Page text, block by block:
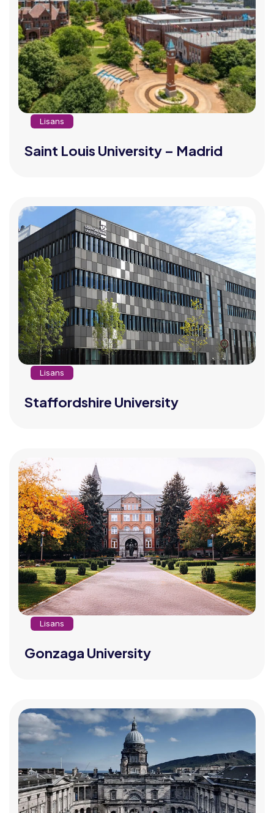
Lisans
Saint Louis University – Madrid
Lisans
Staffordshire University
Lisans
Gonzaga University